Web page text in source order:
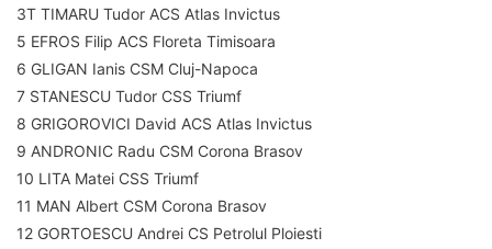
3T TIMARU Tudor ACS Atlas Invictus
5 EFROS Filip ACS Floreta Timisoara
6 GLIGAN Ianis CSM Cluj-Napoca
7 STANESCU Tudor CSS Triumf
8 GRIGOROVICI David ACS Atlas Invictus
9 ANDRONIC Radu CSM Corona Brasov
10 LITA Matei CSS Triumf
11 MAN Albert CSM Corona Brasov
12 GORTOESCU Andrei CS Petrolul Ploiesti